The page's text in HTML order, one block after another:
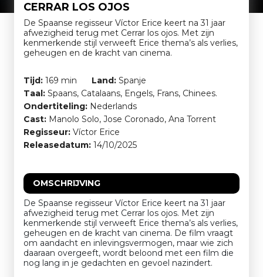
CERRAR LOS OJOS
De Spaanse regisseur Víctor Erice keert na 31 jaar
afwezigheid terug met Cerrar los ojos. Met zijn
kenmerkende stijl verweeft Erice thema’s als verlies,
geheugen en de kracht van cinema.
Tijd: 169 min Land: Spanje
Taal: Spaans, Catalaans, Engels, Frans, Chinees.
Ondertiteling: Nederlands
Cast: Manolo Solo, Jose Coronado, Ana Torrent
Regisseur: Víctor Erice
Releasedatum: 14/10/2025
OMSCHRIJVING
De Spaanse regisseur Víctor Erice keert na 31 jaar
afwezigheid terug met Cerrar los ojos. Met zijn
kenmerkende stijl verweeft Erice thema’s als verlies,
geheugen en de kracht van cinema. De film vraagt
om aandacht en inlevingsvermogen, maar wie zich
daaraan overgeeft, wordt beloond met een film die
nog lang in je gedachten en gevoel nazindert.